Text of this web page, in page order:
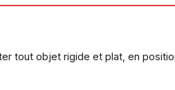
tout objet rigide et plat, en